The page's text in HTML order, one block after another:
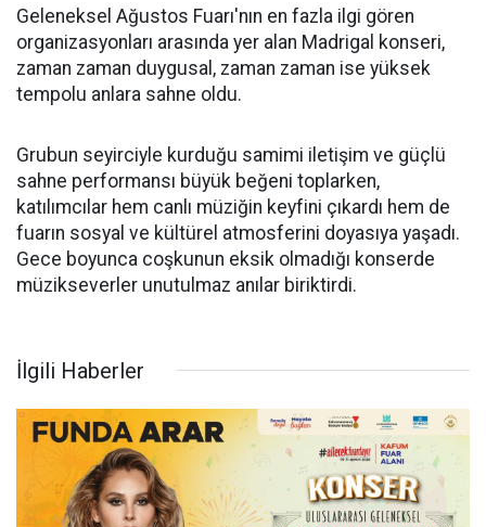
Geleneksel Ağustos Fuarı'nın en fazla ilgi gören
organizasyonları arasında yer alan Madrigal konseri,
zaman zaman duygusal, zaman zaman ise yüksek
tempolu anlara sahne oldu.
Grubun seyirciyle kurduğu samimi iletişim ve güçlü
sahne performansı büyük beğeni toplarken,
katılımcılar hem canlı müziğin keyfini çıkardı hem de
fuarın sosyal ve kültürel atmosferini doyasıya yaşadı.
Gece boyunca coşkunun eksik olmadığı konserde
müzikseverler unutulmaz anılar biriktirdi.
İlgili Haberler